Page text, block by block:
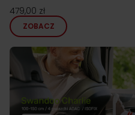
479,00 zł
ZOBACZ